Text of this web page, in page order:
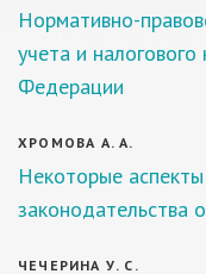
Нормативно-
учета и
Федерации
ХРОМОВА А. А.
Некоторые
законодательства
ЧЕЧЕРИНА У. С.